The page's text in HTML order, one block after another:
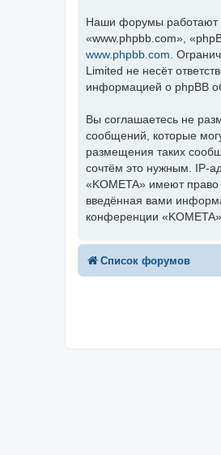
Наши форумы работают
«www.phpbb.com»,
www.phpbb.com .
Limited не несёт
информацией о phpBB
Вы соглашаетесь не
сообщений, которые
размещения таких
сочтём это нужным. IP-
«KOMETA» имеют право
введённая вами
конференции
Список форумов